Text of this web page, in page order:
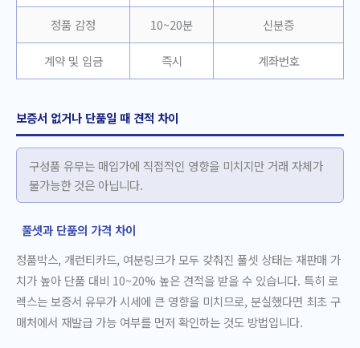
정품 감정 10~20분 신분증
계약 및 입금 즉시 계좌번호
보증서 없거나 단품일 때 견적 차이
구성품 유무는 매입가에 직접적인 영향을 미치지만 거래 자체가
불가능한 것은 아닙니다.
풀셋과 단품의 가격 차이
정품박스, 개런티카드, 여분링크가 모두 갖춰진 풀셋 상태는 재판매 가
치가 높아 단품 대비 10~20% 높은 견적을 받을 수 있습니다. 특히 로
렉스는 보증서 유무가 시세에 큰 영향을 미치므로, 분실했다면 최초 구
매처에서 재발급 가능 여부를 먼저 확인하는 것도 방법입니다.